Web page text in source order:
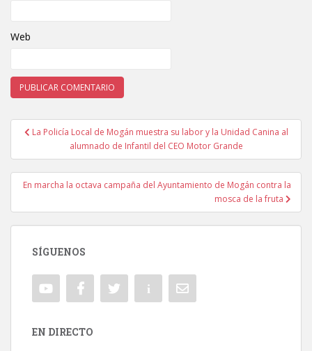
Web
Navegación de entradas
La Policía Local de Mogán muestra su labor y la Unidad Canina al
alumnado de Infantil del CEO Motor Grande
En marcha la octava campaña del Ayuntamiento de Mogán contra la
mosca de la fruta
SÍGUENOS
EN DIRECTO